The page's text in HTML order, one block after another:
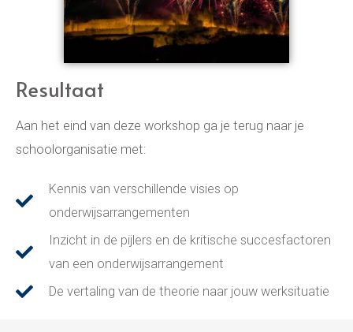
Resultaat
Aan het eind van deze workshop ga je terug naar je
schoolorganisatie met:
Kennis van verschillende visies op
onderwijsarrangementen
Inzicht in de pijlers en de kritische succesfactoren
van een onderwijsarrangement
De vertaling van de theorie naar jouw werksituatie